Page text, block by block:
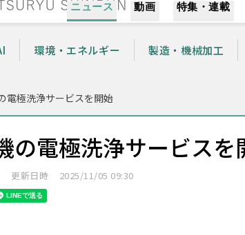
ニュース 動画 特集・連載
環境・エネルギー 製造・機械加工
電極洗浄サービスを開始
の電極洗浄サービスを
更新日時 2025/11/05 09:30